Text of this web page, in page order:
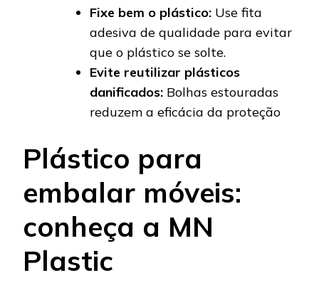
Fixe bem o plástico: Use fita
adesiva de qualidade para evitar
que o plástico se solte.
Evite reutilizar plásticos
danificados: Bolhas estouradas
reduzem a eficácia da proteção
Plástico para
embalar móveis:
conheça a MN
Plastic